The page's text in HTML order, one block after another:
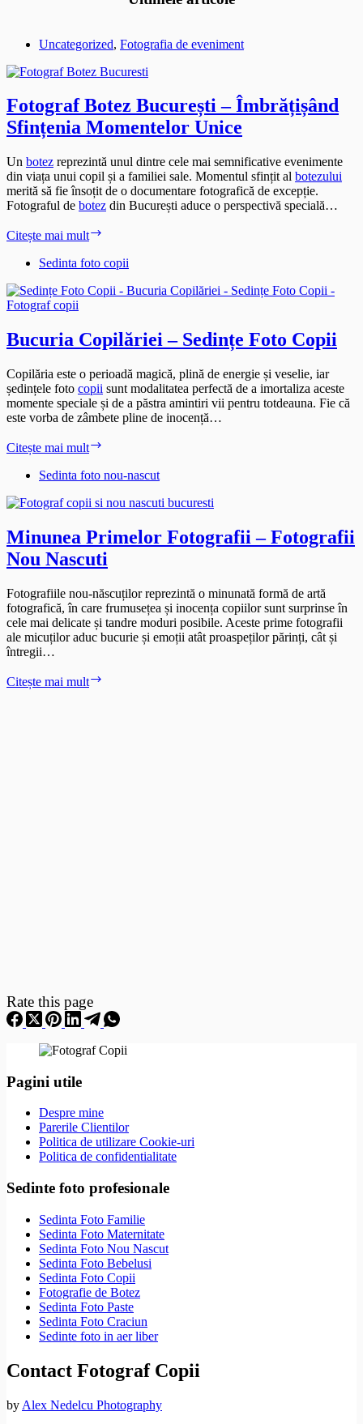
Uncategorized, Fotografia de eveniment
Fotograf Botez București – Îmbrățișând
Sfințenia Momentelor Unice
Un botez reprezintă unul dintre cele mai semnificative evenimente
din viața unui copil și a familiei sale. Momentul sfințit al botezului
merită să fie însoțit de o documentare fotografică de excepție.
Fotograful de botez din București aduce o perspectivă specială…
Citește mai mult
București
Îmbrățișând
Unice
Sedinta foto copii
Bucuria Copilăriei – Sedințe Foto Copii
Copilăria este o perioadă magică, plină de energie și veselie, iar
ședințele foto copii sunt modalitatea perfectă de a imortaliza aceste
momente speciale și de a păstra amintiri vii pentru totdeauna. Fie că
este vorba de zâmbete pline de inocență…
Citește mai mult
–
Foto
Sedinta foto nou-nascut
Minunea Primelor Fotografii – Fotografii
Nou Nascuti
Fotografiile nou-născuților reprezintă o minunată formă de artă
fotografică, în care frumusețea și inocența copiilor sunt surprinse în
cele mai delicate și tandre moduri posibile. Aceste prime fotografii
ale micuților aduc bucurie și emoții atât proaspeților părinți, cât și
întregii…
Citește mai mult
Rate this page
Pagini utile
Despre mine
Parerile Clientilor
Politica de utilizare Cookie-uri
Politica de confidentialitate
Sedinte foto profesionale
Sedinta Foto Familie
Sedinta Foto Maternitate
Sedinta Foto Nou Nascut
Sedinta Foto Bebelusi
Sedinta Foto Copii
Fotografie de Botez
Sedinta Foto Paste
Sedinta Foto Craciun
Sedinte foto in aer liber
Contact Fotograf Copii
by Alex Nedelcu Photography